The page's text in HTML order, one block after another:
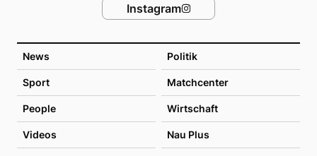
News Politik
Sport Matchcenter
People Wirtschaft
Videos Nau Plus
Instagram